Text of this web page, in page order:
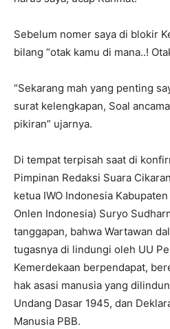
Sebelum nomer saya di blokir
bilang “otak kamu di mana..!
“Sekarang mah yang penting
surat kelengkapan, Soal
pikiran” ujarnya.
Di tempat terpisah saat di
Pimpinan Redaksi Suara
ketua IWO Indonesia
Onlen Indonesia) Suryo
tanggapan, bahwa Wartawan
tugasnya di lindungi oleh UU
Kemerdekaan berpendapat,
hak asasi manusia yang
Undang Dasar 1945, dan
Manusia PBB.